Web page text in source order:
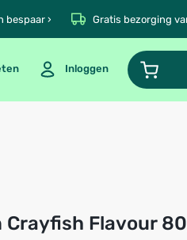
bespaar › Gratis bezorging
Inloggen
Crayfish Flavour